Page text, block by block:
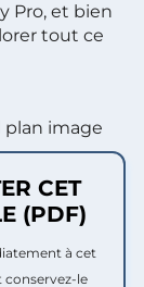
Pro, et bien
tout ce
CET
(PDF)
à cet
conservez-le